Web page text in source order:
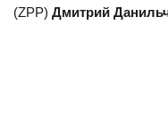
(ZPP) Дмитрий